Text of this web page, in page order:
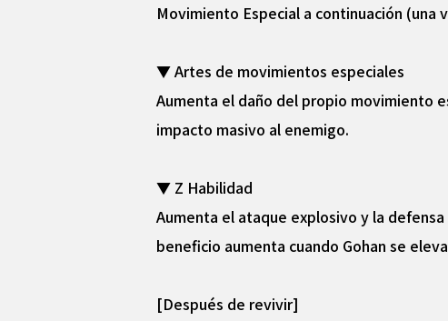
Movimiento Especial a continuación (una
▼ Artes de movimientos especiales
Aumenta el daño del propio movimiento
impacto masivo al enemigo.
▼ Z Habilidad
Aumenta el ataque explosivo y la
beneficio aumenta cuando Gohan se
[Después de revivir]